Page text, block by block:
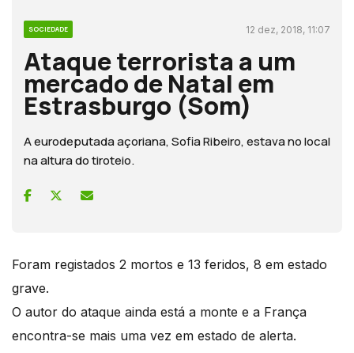
SOCIEDADE 12 dez, 2018, 11:07
Ataque terrorista a um
mercado de Natal em
Estrasburgo (Som)
A eurodeputada açoriana, Sofia Ribeiro, estava no local
na altura do tiroteio.
Foram registados 2 mortos e 13 feridos, 8 em estado
grave.
O autor do ataque ainda está a monte e a França
encontra-se mais uma vez em estado de alerta.